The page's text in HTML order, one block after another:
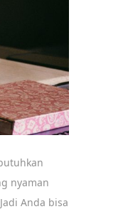
nyaman
Anda bisa